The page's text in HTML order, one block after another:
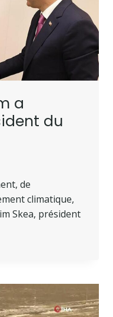
a
du
de
climatique,
Skea, président